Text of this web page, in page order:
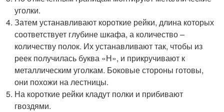
уголки.
Затем устанавливают короткие рейки, длина которых
соответствует глубине шкафа, а количество –
количеству полок. Их устанавливают так, чтобы из
реек получилась буква «Н», и прикручивают к
металлическим уголкам. Боковые стороны готовы,
они похожи на лестницы.
На короткие рейки кладут полки и прибивают
гвоздями.